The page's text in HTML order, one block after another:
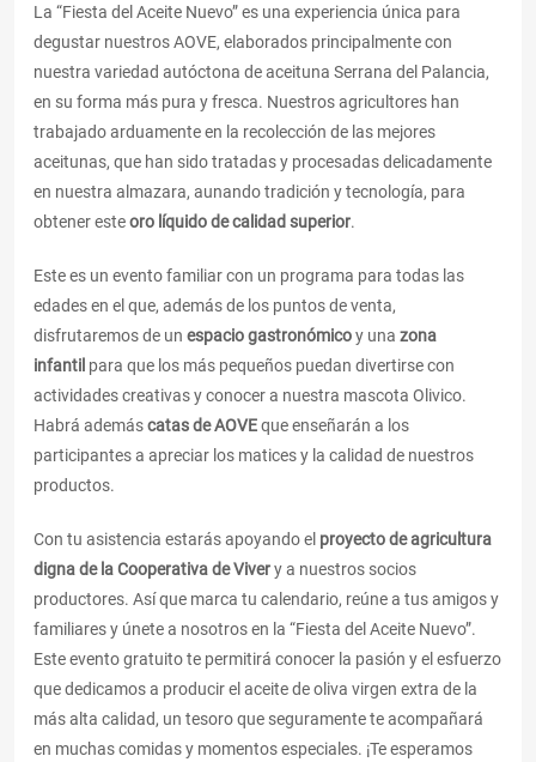
La “Fiesta del Aceite Nuevo” es una experiencia única para
degustar nuestros AOVE, elaborados principalmente con
nuestra variedad autóctona de aceituna Serrana del Palancia,
en su forma más pura y fresca. Nuestros agricultores han
trabajado arduamente en la recolección de las mejores
aceitunas, que han sido tratadas y procesadas delicadamente
en nuestra almazara, aunando tradición y tecnología, para
obtener esteoro líquido de calidad superior.
Este es un evento familiar con un programa para todas las
edades en el que, además de los puntos de venta,
disfrutaremos de un espacio gastronómicoy una zona
infantil para que los más pequeños puedan divertirse con
actividades creativas y conocer a nuestra mascota Olivico.
Habrá ademáscatas de AOVEque enseñarán a los
participantes a apreciar los matices y la calidad de nuestros
productos.
Con tu asistencia estarás apoyando el proyecto de agricultura
digna de la Cooperativa de Vivery a nuestros socios
productores. Así que marca tu calendario, reúne a tus amigos y
familiares y únete a nosotros en la “Fiesta del Aceite Nuevo”.
Este evento gratuito te permitirá conocer la pasión y el esfuerzo
que dedicamos a producir el aceite de oliva virgen extra de la
más alta calidad, un tesoro que seguramente te acompañará
en muchas comidas y momentos especiales. ¡Te esperamos